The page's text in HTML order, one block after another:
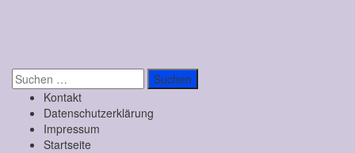
Suchen
nach: Kontakt
Datenschutzerklärung
Impressum
Startseite